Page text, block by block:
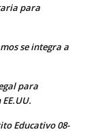
para
se integra a
para
Educativo 08-